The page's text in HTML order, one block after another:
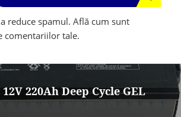
reduce spamul.Află cum sunt
comentariilor tale.
220Ah Deep Cycle GEL